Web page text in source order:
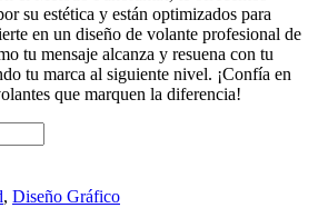
su estética y están optimizados para
en un diseño de volante profesional de
tu mensaje alcanza y resuena con tu
tu marca al siguiente nivel. ¡Confía en
que marquen la diferencia!
, Diseño Gráfico